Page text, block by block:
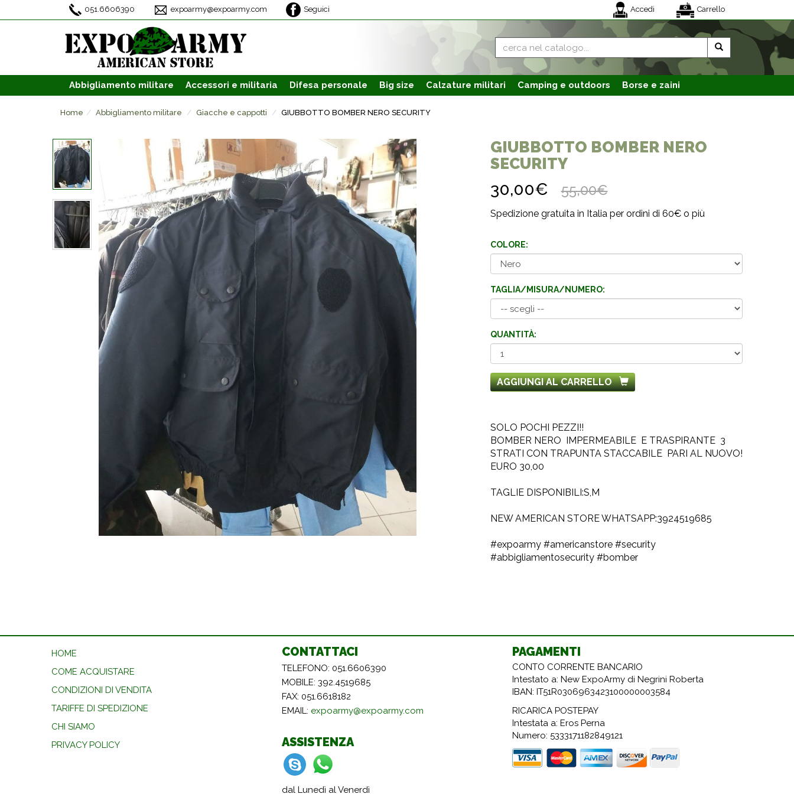
051.6606390 expoarmy@expoarmy.com Seguici Accedi Carrello
Abbigliamento militare Accessori e militaria Difesa personale Big size Calzature militari Camping e outdoors Borse e zaini
Home Abbigliamento militare Giacche e cappotti GIUBBOTTO BOMBER NERO SECURITY
GIUBBOTTO BOMBER NERO
SECURITY
30,00€ 55,00€
Spedizione gratuita in Italia per ordini di 60€ o più
COLORE:
TAGLIA/MISURA/NUMERO:
QUANTITÀ:
AGGIUNGI AL CARRELLO
SOLO POCHI PEZZI!!
BOMBER NERO IMPERMEABILE E TRASPIRANTE 3
STRATI CON TRAPUNTA STACCABILE PARI AL NUOVO!
EURO 30,00
TAGLIE DISPONIBILI:S,M
NEW AMERICAN STORE WHATSAPP:3924519685
#expoarmy #americanstore #security
#abbigliamentosecurity #bomber
HOME
COME ACQUISTARE
CONDIZIONI DI VENDITA
TARIFFE DI SPEDIZIONE
CHI SIAMO
PRIVACY POLICY
CONTATTACI
TELEFONO: 051.6606390
MOBILE: 392.4519685
FAX: 051.6618182
EMAIL: expoarmy@expoarmy.com
ASSISTENZA
dal Lunedì al Venerdì
PAGAMENTI
CONTO CORRENTE BANCARIO
Intestato a: New ExpoArmy di Negrini Roberta
IBAN: IT51R0306963423100000003584
RICARICA POSTEPAY
Intestata a: Eros Perna
Numero: 5333171182849121